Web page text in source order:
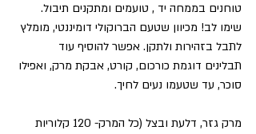
טוחנים בממחה יד , טועמים ומתקנים תיבול.
שימו לב! מכיוון שטעם הברוקולי דומיננטי, מומלץ
לתבל בזהירות ולתקן. אפשר להוסיף עוד
תבלינים דוגמת כורכום, קורט, אבקת מרק, ואפילו
סוכר, עד שטעמו נעים לחיך.
מרק גזר, דלעת ובצל (כל המרק- 120 קלוריות